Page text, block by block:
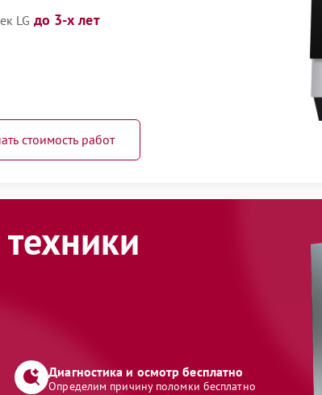
LG до 3-х лет
стоимость работ
Диагностика и осмотр бесплатно
Определим причину поломки бесплатно